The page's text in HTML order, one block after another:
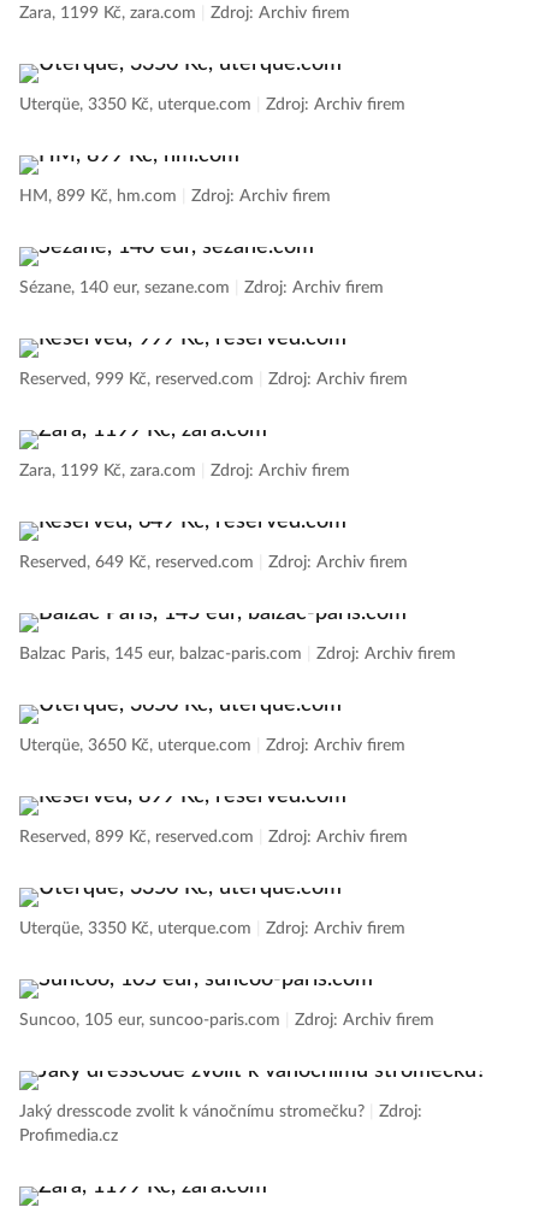
Zara, 1199 Kč, zara.com Zdroj: Archiv firem
Uterqüe, 3350 Kč, uterque.com Zdroj: Archiv firem
HM, 899 Kč, hm.com Zdroj: Archiv firem
Sézane, 140 eur, sezane.com Zdroj: Archiv firem
Reserved, 999 Kč, reserved.com Zdroj: Archiv firem
Zara, 1199 Kč, zara.com Zdroj: Archiv firem
Reserved, 649 Kč, reserved.com Zdroj: Archiv firem
Balzac Paris, 145 eur, balzac-paris.com Zdroj: Archiv firem
Uterqüe, 3650 Kč, uterque.com Zdroj: Archiv firem
Reserved, 899 Kč, reserved.com Zdroj: Archiv firem
Uterqüe, 3350 Kč, uterque.com Zdroj: Archiv firem
Suncoo, 105 eur, suncoo-paris.com Zdroj: Archiv firem
Jaký dresscode zvolit k vánočnímu stromečku?
Zdroj:
Profimedia.cz